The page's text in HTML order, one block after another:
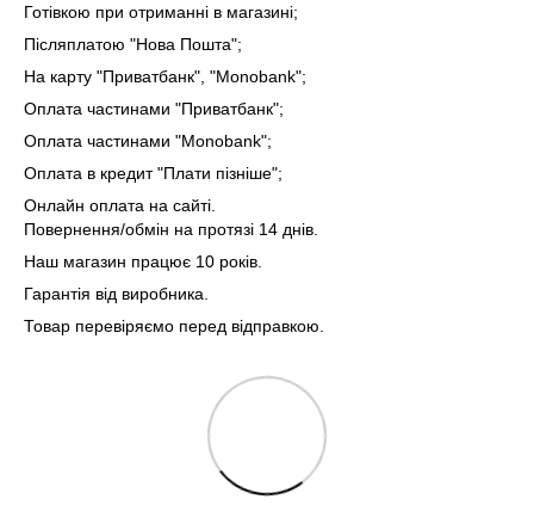
Готівкою при отриманні в магазині;
Післяплатою "Нова Пошта";
На карту "Приватбанк", "Monobank";
Оплата частинами "Приватбанк";
Оплата частинами "Monobank";
Оплата в кредит "Плати пізніше";
Онлайн оплата на сайті.
Повернення/обмін на протязі 14 днів.
Наш магазин працює 10 років.
Гарантія від виробника.
Товар перевіряємо перед відправкою.